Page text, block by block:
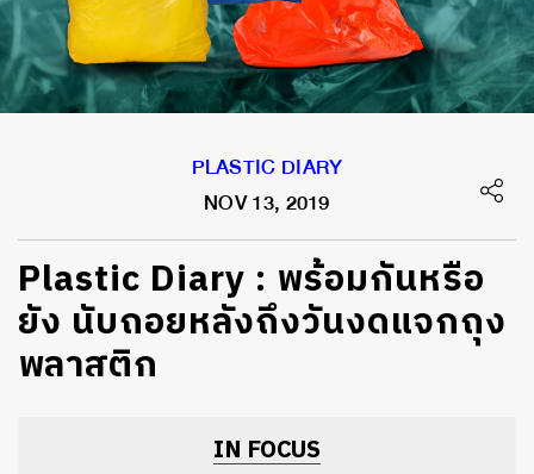
PLASTIC DIARY
NOV 13, 2019
Plastic Diary : พร้อมกันหรือ
ยัง นับถอยหลังถึงวันงดแจกถุง
พลาสติก
IN FOCUS